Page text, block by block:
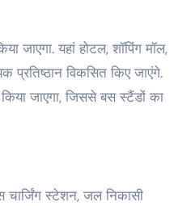
जाएगा. यहां होटल, शॉपिंग मॉल,
प्रतिष्ठान विकसित किए जाएंगे.
किया जाएगा, जिससे बस स्टैंडों का
चार्जिंग स्टेशन, जल निकासी